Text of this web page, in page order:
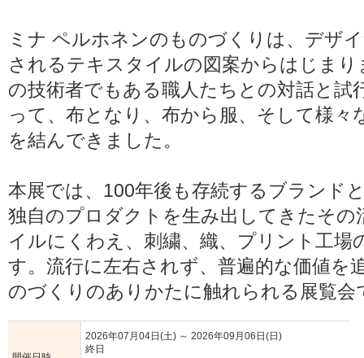
ミナ ペルホネンのものづくりは、デザ
されるテキスタイルの図案からはじま
の技術者でもある職人たちとの対話と試
って、布となり、布から服、そして様
を結んできました。
本展では、100年後も存続するブランド
独自のプロダクトを生み出してきたそ
イルにくわえ、刺繍、織、プリント工場
す。流行に左右されず、普遍的な価値を
のづくりのありかたに触れられる展覧会
2026年07月04日(土) ～ 2026年09月06日(日)
終日